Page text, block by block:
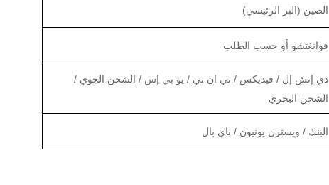
الصين (البر الرئيسي)
قوانغتشو أو حسب الطلب
دي إتش إل / فيديكس / تي ان تي / يو بي إس / الشحن الجوي /
الشحن البحري
البنك / ويسترن يونيون / باي بال